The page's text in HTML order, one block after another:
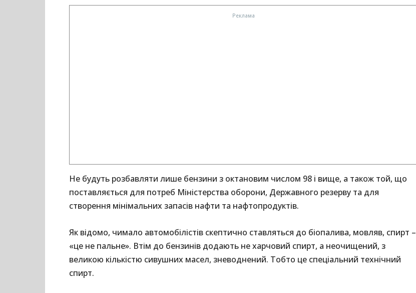
Не будуть розбавляти лише бензини з октановим числом 98 і вище, а також той, що
поставляється для потреб Міністерства оборони, Державного резерву та для
створення мінімальних запасів нафти та нафтопродуктів.
Як відомо, чимало автомобілістів скептично ставляться до біопалива, мовляв, спирт –
«це не пальне». Втім до бензинів додають не харчовий спирт, а неочищений, з
великою кількістю сивушних масел, зневоднений. Тобто це спеціальний технічний
спирт.